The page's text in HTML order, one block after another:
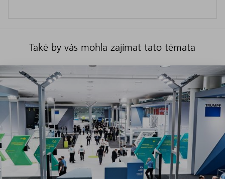
Také by vás mohla zajímat tato témata